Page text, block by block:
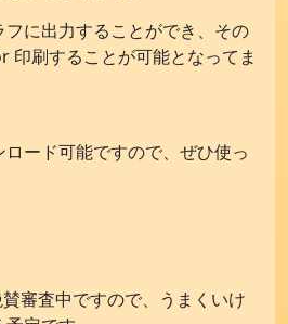
に出力することができ、その
印刷することが可能となってま
ード可能ですので、ぜひ使っ
審査中ですので、うまくいけ